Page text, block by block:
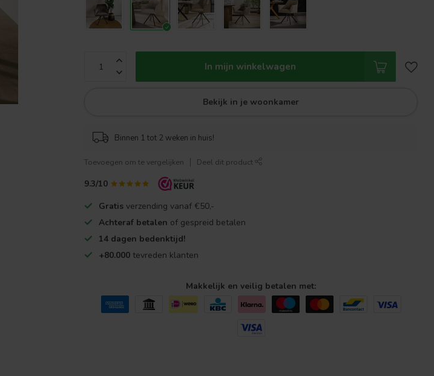
In mijn winkelwagen
Bekijk in je woonkamer
Binnen 1 tot 2 weken in huis!
Toevoegen om te vergelijken Deel dit product
9.3/10
Gratis verzending vanaf €50,-
Achteraf betalen of gespreid betalen
14 dagen bedenktijd!
+80.000 tevreden klanten
Makkelijk en veilig betalen met: